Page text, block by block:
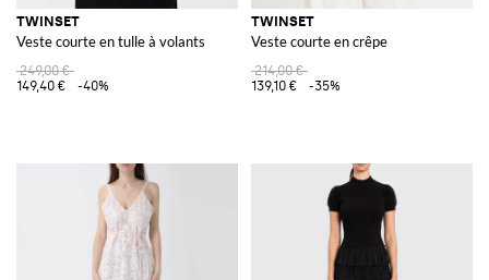
TWINSET
Veste courte en tulle à volants
249,00 €
149,40 €
-40%
TWINSET
Veste courte en crêpe
214,00 €
139,10 €
-35%